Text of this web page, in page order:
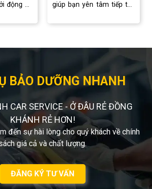
động ổn
giúp bạn yên tâm tiếp tục
gián đoạn.
BẢO DƯỠNG NHANH
CAR SERVICE - Ở ĐÂU RẺ ĐỒNG
KHÁNH RẺ HƠN!
đến sự hài lòng cho quý khách về chính
giá cả và chất lượng.
ĐĂNG KÝ TƯ VẤN